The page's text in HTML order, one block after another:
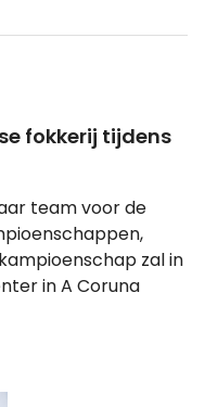
fokkerij tijdens
team voor de
zal in
in A Coruna